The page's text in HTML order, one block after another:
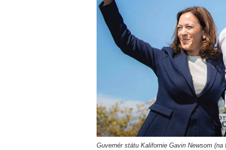
Guvernér státu Kalifornie Gavin Newsom (na